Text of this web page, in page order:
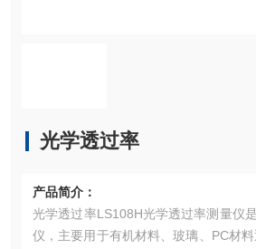
光学透过率
产品简介：
光学透过率LS108H光学透过率测量仪
仪，主要用于有机材料、玻璃、PC材